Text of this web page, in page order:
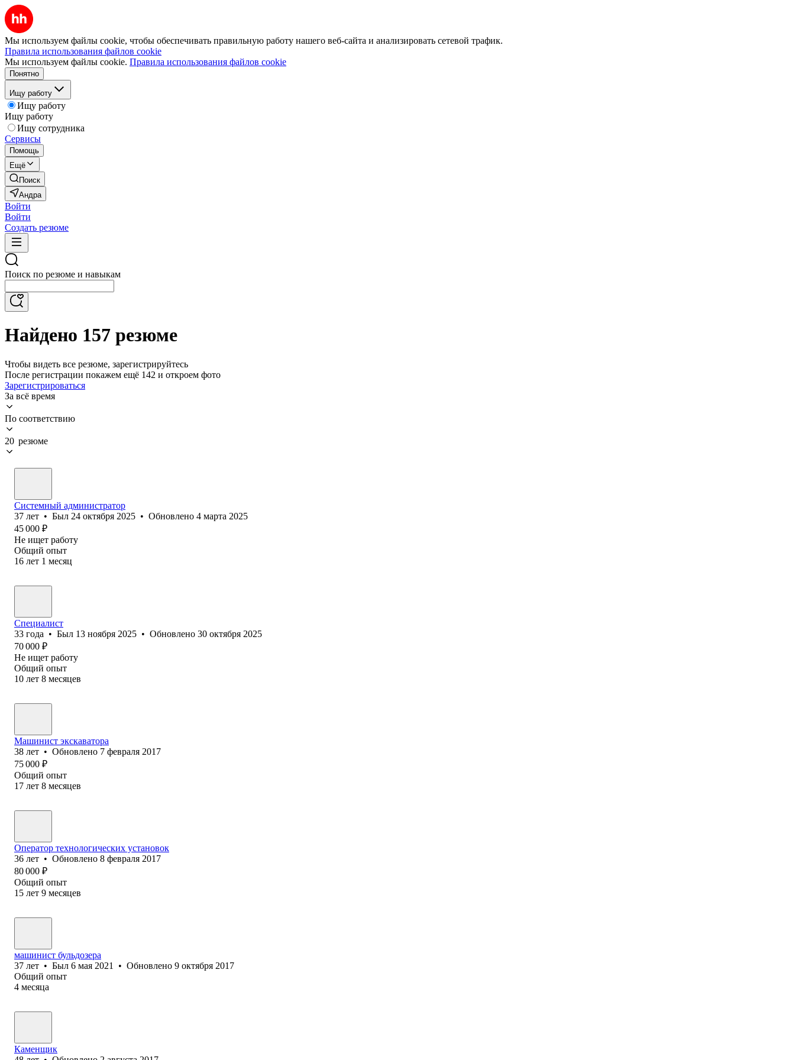
Мы используем файлы cookie, чтобы обеспечивать правильную работу нашего веб-сайта и анализировать сетевой трафик.
Правила использования файлов cookie
Мы используем файлы cookie. Правила использования файлов cookie
Понятно
Ищу работу
Ищу работу
Ищу работу
Ищу сотрудника
Сервисы
Помощь
Ещё
Поиск
Андра
Войти
Войти
Создать резюме
Поиск по резюме и навыкам
Найдено 157 резюме
Чтобы видеть все резюме, зарегистрируйтесь
После регистрации покажем ещё 142 и откроем фото
Зарегистрироваться
За всё время
По соответствию
20 резюме
Системный администратор
37 лет • Был 24 октября 2025 • Обновлено 4 марта 2025
45 000 ₽
Не ищет работу
Общий опыт
16 лет 1 месяц
Специалист
33 года • Был 13 ноября 2025 • Обновлено 30 октября 2025
70 000 ₽
Не ищет работу
Общий опыт
10 лет 8 месяцев
Машинист экскаватора
38 лет • Обновлено 7 февраля 2017
75 000 ₽
Общий опыт
17 лет 8 месяцев
Оператор технологических установок
36 лет • Обновлено 8 февраля 2017
80 000 ₽
Общий опыт
15 лет 9 месяцев
машинист бульдозера
37 лет • Был 6 мая 2021 • Обновлено 9 октября 2017
Общий опыт
4 месяца
Каменщик